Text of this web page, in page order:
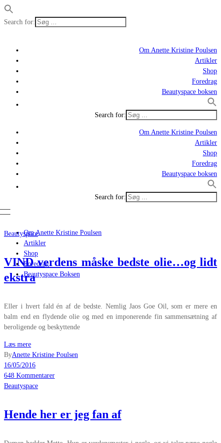
Search for:
Om Anette Kristine Poulsen
Artikler
Shop
Foredrag
Beautyspace boksen
Search for:
Om Anette Kristine Poulsen
Artikler
Shop
Foredrag
Beautyspace boksen
Search for:
Om Anette Kristine Poulsen
Artikler
Shop
Foredrag
Beautyspace Boksen
Beautyspace
VIND verdens måske bedste olie…og lidt
ekstra
Eller i hvert fald én af de bedste. Nemlig Jaos Goe Oil, som er mere en
balm end en flydende olie og med en imponerende fin sammensætning af
beroligende og beskyttende
Læs mere
ByAnette Kristine Poulsen
16/05/2016
648 Kommentarer
Beautyspace
Hende her er jeg fan af